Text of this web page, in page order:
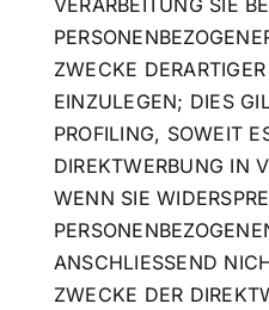
VERARBEITUNG SIE
ZWECKE
EINZULEGEN; DIES
PROFILING, SOWEIT
DIREKTWERBUNG IN
WENN SIE
ANSCHLIESSEND
ZWECKE DER